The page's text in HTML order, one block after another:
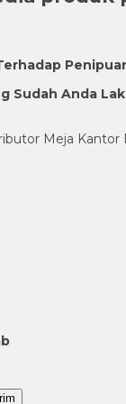
Sudah Anda
Meja Kantor